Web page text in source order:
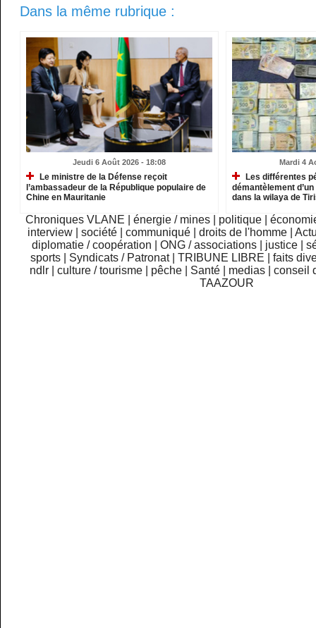
Dans la même rubrique :
Jeudi 6 Août 2026 - 18:08
Le ministre de la Défense reçoit
l’ambassadeur de la République populaire de
Chine en Mauritanie
Mardi 4
Les différentes
démantèlement
dans la wilaya de
Chroniques VLANE énergie / mines politique
interview
|société |communiqué |droits de l'homme |
diplomatie / coopération
ONG / associations justice
sports
Syndicats / Patronat TRIBUNE LIBRE
faits
ndlr
|culture / tourisme pêche Santé medias |conseil
TAAZOUR